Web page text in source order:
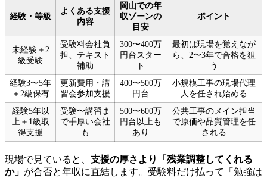
経験・等級
よくある支援
内容
岡山での年
収ゾーンの
目安
ポイント
未経験＋2
級受験
受験料会社負
担、テキスト
補助
300〜400万
円台スター
ト
最初は現場を覚えなが
ら、2〜3年で合格を狙
う
経験3〜5年
＋2級保有
更新費用・講
習会参加支援
400〜500万
円台
小規模工事の現場代理
人を任され始める
経験5年以
上＋1級取
得支援
受験〜講習ま
で手厚い会社
も
500〜600万
円台以上も
あり
公共工事のメイン担当
で原価や品質管理を任
される
現場で見ていると、 支援の厚さより「残業調整してくれる
か」 が合否と年収に直結します。受験料だけ払って「勉強は